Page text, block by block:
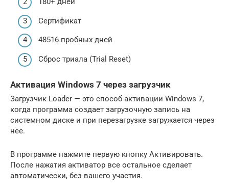
Сертификат
48516 пробных дней
Сброс триала (Trial Reset)
Активация Windows 7 через загрузчик
Загрузчик Loader — это способ активации Windows 7,
когда программа создает загрузочную запись на
системном диске и при перезагрузке загружается через
нее.
В программе нажмите первую кнопку Активировать.
После нажатия активатор все остальное сделает
автоматически, без вашего участия.